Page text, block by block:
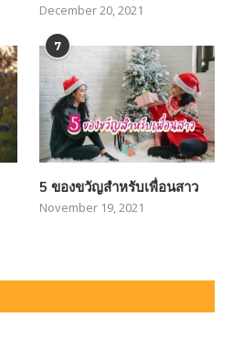
December 20, 2021
7
5 ของขวัญสำหรับเพื่อนสาว
November 19, 2021